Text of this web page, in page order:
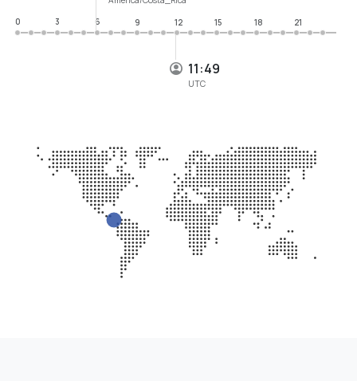
11:49
UTC
0
3 6 9 12 15 18 21